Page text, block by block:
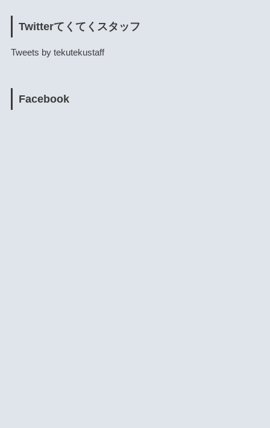
Twitterてくてくスタッフ
Tweets by tekutekustaff
Facebook